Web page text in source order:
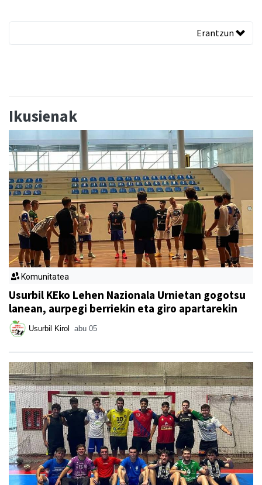
Erantzun
Ikusienak
Komunitatea
Usurbil KEko Lehen Nazionala Urnietan gogotsu
lanean, aurpegi berriekin eta giro apartarekin
Usurbil Kirol abu 05